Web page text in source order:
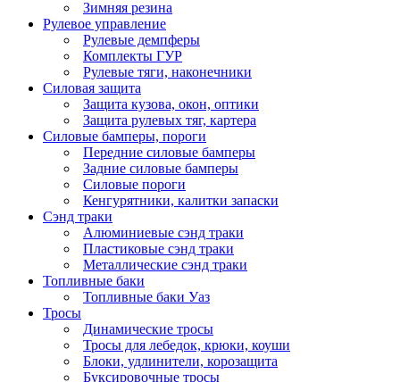
Зимняя резина
Рулевое управление
Рулевые демпферы
Комплекты ГУР
Рулевые тяги, наконечники
Силовая защита
Защита кузова, окон, оптики
Защита рулевых тяг, картера
Силовые бамперы, пороги
Передние силовые бамперы
Задние силовые бамперы
Силовые пороги
Кенгурятники, калитки запаски
Сэнд траки
Алюминиевые сэнд траки
Пластиковые сэнд траки
Металлические сэнд траки
Топливные баки
Топливные баки Уаз
Тросы
Динамические тросы
Тросы для лебедок, крюки, коуши
Блоки, удлинители, корозащита
Буксировочные тросы